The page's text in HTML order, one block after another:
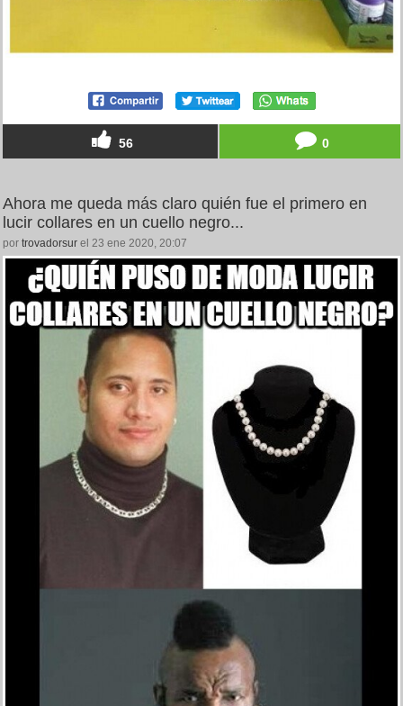
56 0
Ahora me queda más claro quién fue el primero en
lucir collares en un cuello negro...
por trovadorsur el 23 ene 2020, 20:07